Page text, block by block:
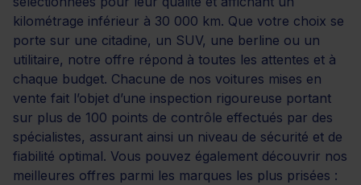
kilométrage inférieur à 30 000 km. Que votre choix se
porte sur une citadine, un SUV, une berline ou un
utilitaire, notre offre répond à toutes les attentes et à
chaque budget. Chacune de nos voitures mises en
vente fait l’objet d’une inspection rigoureuse portant
sur plus de 100 points de contrôle effectués par des
spécialistes, assurant ainsi un niveau de sécurité et de
fiabilité optimal. Vous pouvez également découvrir nos
meilleures offres parmi les marques les plus prisées :